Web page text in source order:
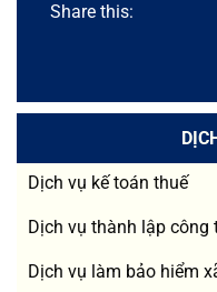
Share this:
Dịch vụ kế toán thuế
Dịch vụ thành lập công
Dịch vụ làm bảo hiểm